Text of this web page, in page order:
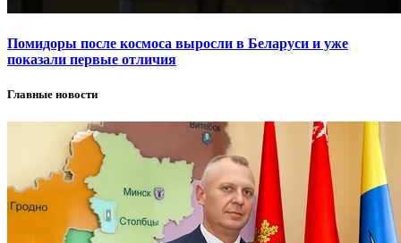
Помидоры после космоса выросли в Беларуси и уже
показали первые отличия
Главные новости